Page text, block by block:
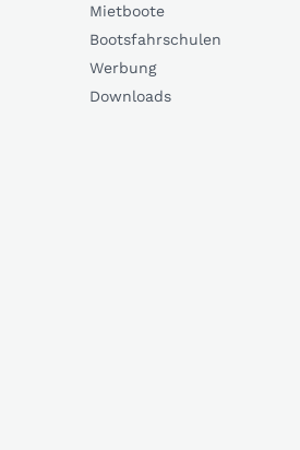
Mietboote
Bootsfahrschulen
Werbung
Downloads